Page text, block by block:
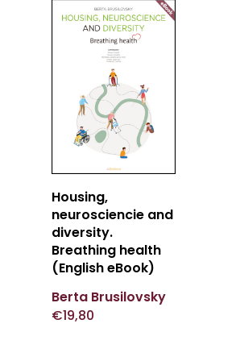
Añadir
Al Carrito
Housing,
neurosciencie and
diversity.
Breathing health
(English eBook)
Berta Brusilovsky
€19,80